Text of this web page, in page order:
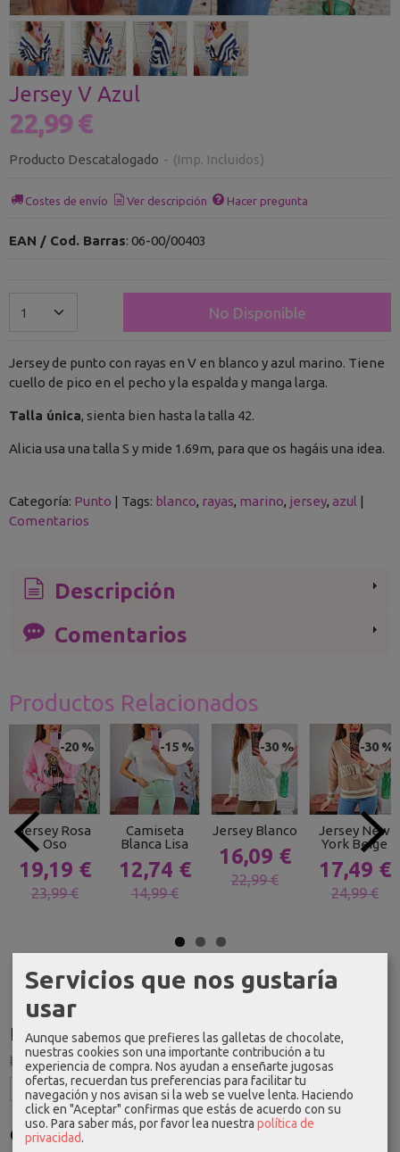
Idioma
Costes de Envío
Jersey V Azul
22,99 €
Producto Descatalogado - (Imp. Incluidos)
Costes de envío Ver descripción Hacer pregunta
EAN / Cod. Barras: 06-00/00403
No Disponible
Jersey de punto con rayas en V en blanco y azul marino. Tiene
cuello de pico en el pecho y la espalda y manga larga.
Talla única, sienta bien hasta la talla 42.
Alicia usa una talla S y mide 1.69m, para que os hagáis una idea.
Categoría: Punto | Tags: blanco rayas marino jersey azul |
Comentarios
Descripción
Comentarios
Productos Relacionados
-20 %
Jersey Rosa
Oso
19,19 €
23,99 €
-15 %
Camiseta
Blanca Lisa
12,74 €
14,99 €
-30 %
Jersey Blanco
16,09 €
22,99 €
-30 %
Jersey New
York Beige
17,49 €
24,99 €
Servicios que nos gustaría
usar
Aunque sabemos que prefieres las galletas de chocolate,
nuestras cookies son una importante contribución a tu
experiencia de compra. Nos ayudan a enseñarte jugosas
ofertas, recuerdan tus preferencias para facilitar tu
navegación y nos avisan si la web se vuelve lenta. Haciendo
click en "Aceptar" confirmas que estás de acuerdo con su
uso. Para saber más, por favor lea nuestra política de
privacidad.